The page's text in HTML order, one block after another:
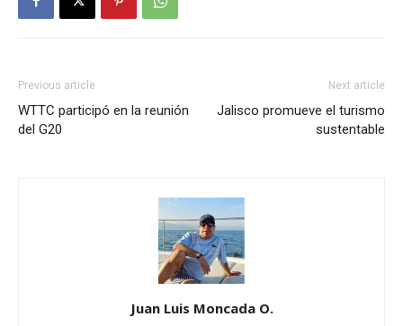
Previous article
WTTC participó en la reunión
del G20
Next article
Jalisco promueve el turismo
sustentable
Juan Luis Moncada O.